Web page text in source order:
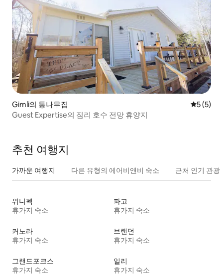
Gimli의 통나무집 평점 5점
5 (5)
Guest Expertise의 짐리 호수 전망 휴양지
추천 여행지
가까운 여행지 다른 유형의 에어비앤비 숙소 근처 인기 관광
위니펙
휴가지 숙소
파고
휴가지 숙소
커노라
휴가지 숙소
브랜던
휴가지 숙소
그랜드포크스
휴가지 숙소
일리
휴가지 숙소